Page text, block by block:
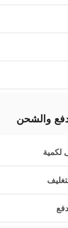
والشحن
لكمية